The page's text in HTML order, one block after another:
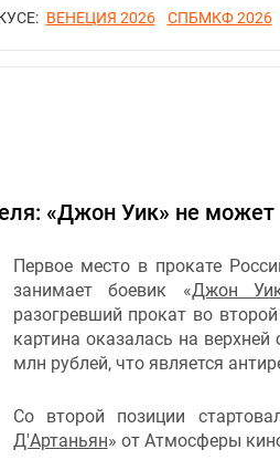
ВЕНЕЦИЯ 2026 СПБМКФ 2026
«Джон Уик» не
Первое место в прокате
занимает боевик «Джон
разогревший прокат во
картина оказалась на
млн рублей, что является
Со второй позиции
Д'Артаньян» от Атмосферы